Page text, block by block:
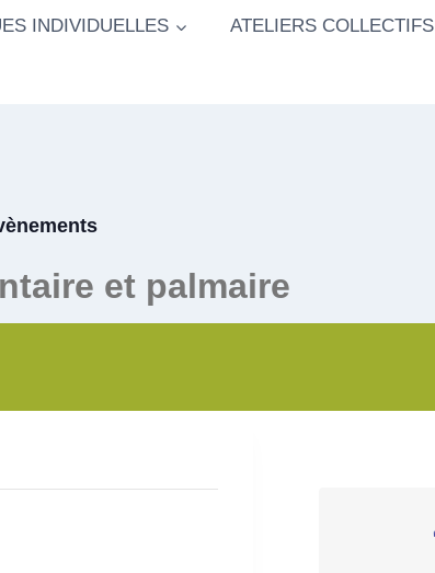
INDIVIDUELLES ATELIERS COLLECTIFS
et palmaire